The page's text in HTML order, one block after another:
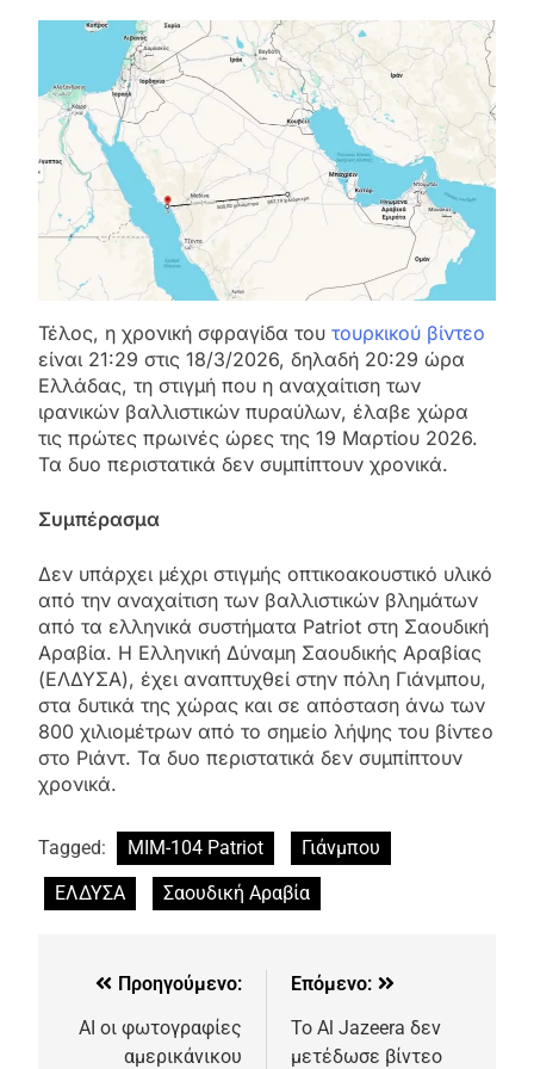
Τέλος, η χρονική σφραγίδα του τουρκικού βίντεο
είναι 21:29 στις 18/3/2026, δηλαδή 20:29 ώρα
Ελλάδας, τη στιγμή που η αναχαίτιση των
ιρανικών βαλλιστικών πυραύλων, έλαβε χώρα
τις πρώτες πρωινές ώρες της 19 Μαρτίου 2026.
Τα δυο περιστατικά δεν συμπίπτουν χρονικά.
Συμπέρασμα
Δεν υπάρχει μέχρι στιγμής οπτικοακουστικό υλικό
από την αναχαίτιση των βαλλιστικών βλημάτων
από τα ελληνικά συστήματα Patriot στη Σαουδική
Αραβία. Η Ελληνική Δύναμη Σαουδικής Αραβίας
(ΕΛΔΥΣΑ), έχει αναπτυχθεί στην πόλη Γιάνμπου,
στα δυτικά της χώρας και σε απόσταση άνω των
800 χιλιομέτρων από το σημείο λήψης του βίντεο
στο Ριάντ. Τα δυο περιστατικά δεν συμπίπτουν
χρονικά.
Tagged: MIM-104 Patriot
Γιάνμπου
ΕΛΔΥΣΑ
Σαουδική Αραβία
Προηγούμενο:
AI οι φωτογραφίες
αμερικάνικου
Επόμενο:
Το Al Jazeera δεν
μετέδωσε βίντεο